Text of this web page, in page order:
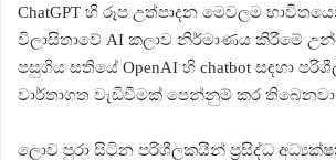
ChatGPT හි රූප උත්පාදන මෙවලම
විලාසිතාවේ AI කලාව නිර්මාණය කිරීමේ
පසුගිය සතියේ OpenAI හි chatbot සඳහා
වාර්තාගත වැඩිවීමක් පෙන්නුම් කර
ලොව පුරා සිටින පරිශීලකයින් ප්‍රසිද්ධ